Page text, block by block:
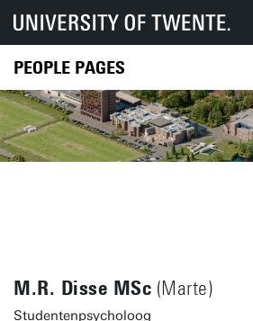
PEOPLE PAGES
M.R. Disse MSc (Marte)
Studentenpsycholoog